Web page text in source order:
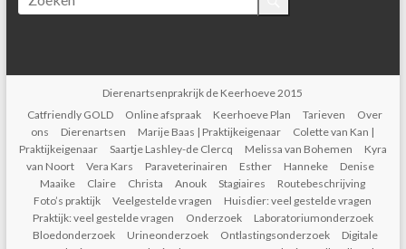
Dierenartsenprakrijk de Keerhoeve 2015
Catfriendly GOLD
Online afspraak Keerhoeve Plan Tarieven
Over
ons
Dierenartsen Marije Baas | Praktijkeigenaar
Colette van Kan |
Praktijkeigenaar
Saartje Lashley-de Clercq Melissa van Bohemen
Kyra
van Noort
Vera Kars Paraveterinairen Esther Hanneke
Denise
Maaike
Claire Christa Anouk Stagiaires
Routebeschrijving
Foto’s praktijk
Veelgestelde vragen
Huisdier: veel gestelde vragen
Praktijk: veel gestelde vragen
Onderzoek
Laboratoriumonderzoek
Bloedonderzoek
Urineonderzoek Ontlastingsonderzoek
Digitale